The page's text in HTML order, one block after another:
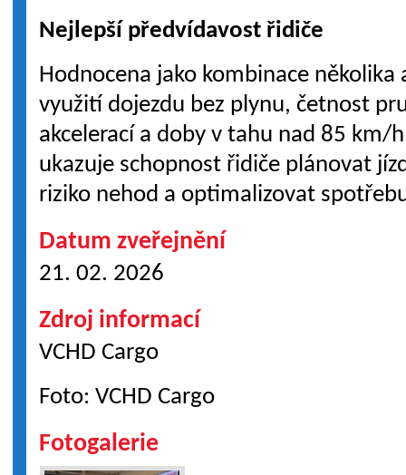
Nejlepší předvídavost řidiče
Hodnocena jako kombinace
využití dojezdu bez plynu, četnost
akcelerací a doby v tahu nad 85 km/
ukazuje schopnost řidiče plánovat
riziko nehod a optimalizovat
Datum zveřejnění
21. 02. 2026
Zdroj informací
VCHD Cargo
Foto: VCHD Cargo
Fotogalerie